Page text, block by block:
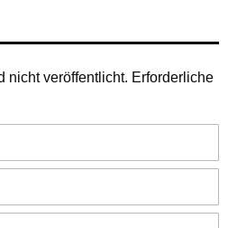
nicht veröffentlicht. Erforderliche